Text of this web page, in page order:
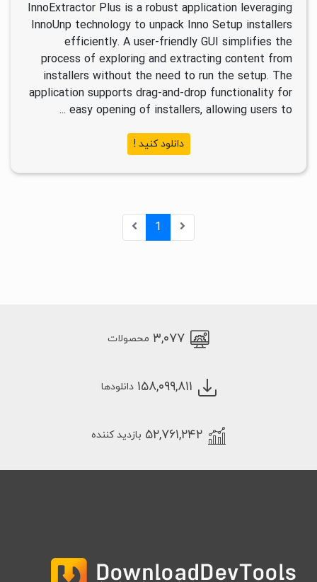
InnoExtractor Plus is a robust application leveraging
InnoUnp technology to unpack Inno Setup installers
efficiently. A user-friendly GUI simplifies the
process of exploring and extracting content from
installers without the need to run the setup. The
application supports drag-and-drop functionality for
easy opening of installers, allowing users to ...
دانلود کنید !
1
۳,۰۷۷ محصولات
۱۵۸,۰۹۹,۸۱۱ دانلودها
۵۲,۷۶۱,۲۴۲ بازدید کننده